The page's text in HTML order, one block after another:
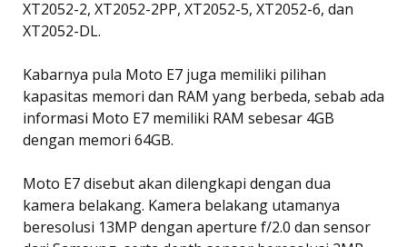
XT2052-2, XT2052-2PP, XT2052-5, XT2052-6, dan
XT2052-DL.
Kabarnya pula Moto E7 juga memiliki pilihan
kapasitas memori dan RAM yang berbeda, sebab ada
informasi Moto E7 memiliki RAM sebesar 4GB
dengan memori 64GB.
Moto E7 disebut akan dilengkapi dengan dua
kamera belakang. Kamera belakang utamanya
beresolusi 13MP dengan aperture f/2.0 dan sensor